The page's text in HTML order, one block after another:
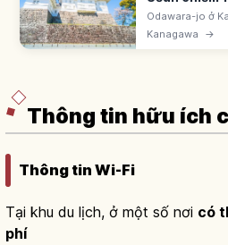
Odawara-jo ở
gốc thành
~1500, căn cứ
Kanagawa →
Thông tin hữu ích
Thông tin Wi-Fi
Tại khu du lịch, ở một số nơi có
phí